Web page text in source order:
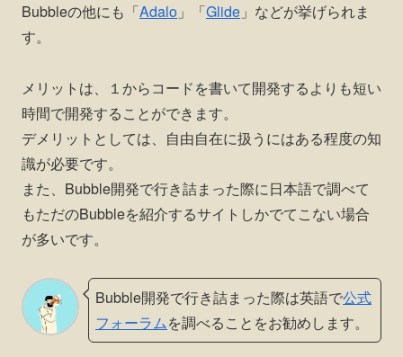
Bubbleの他にも「Adalo 」「Glide 」などが挙げられま
す。
メリットは、１からコードを書いて開発するよりも短い
時間で開発することができます。
デメリットとしては、自由自在に扱うにはある程度の知
識が必要です。
また、Bubble開発で行き詰まった際に日本語で調べて
もただのBubbleを紹介するサイトしかでてこない場合
が多いです。
Bubble開発で行き詰まった際は英語で公式
フォーラムを調べることをお勧めします。